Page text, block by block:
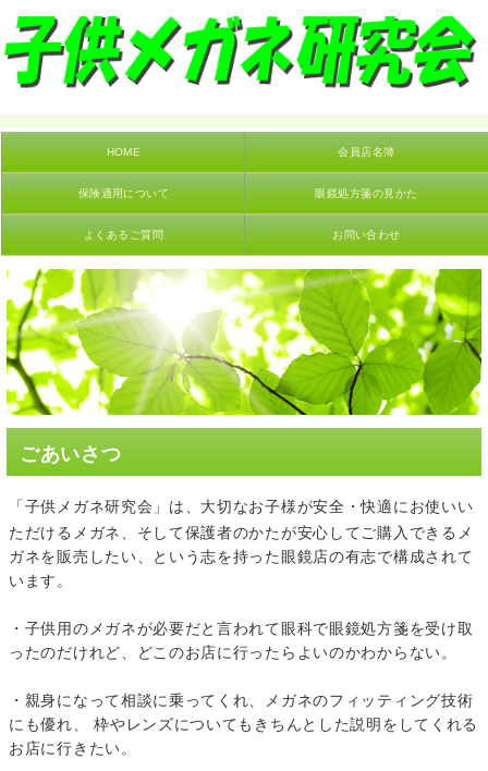
HOME 会員店名簿
保険適用について 眼鏡処方箋の見かた
よくあるご質問 お問い合わせ
ごあいさつ
「子供メガネ研究会」は、大切なお子様が安全・快適にお使いい
ただけるメガネ、そして保護者のかたが安心してご購入できるメ
ガネを販売したい、という志を持った眼鏡店の有志で構成されて
います。
・子供用のメガネが必要だと言われて眼科で眼鏡処方箋を受け取
ったのだけれど、どこのお店に行ったらよいのかわからない。
・親身になって相談に乗ってくれ、メガネのフィッティング技術
にも優れ、 枠やレンズについてもきちんとした説明をしてくれる
お店に行きたい。